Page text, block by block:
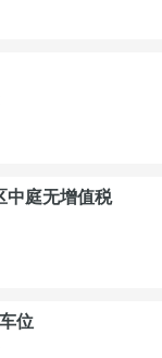
中庭无增值税
位